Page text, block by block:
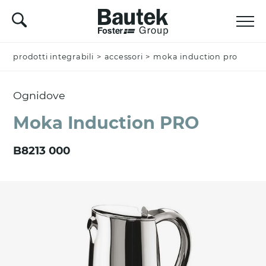
prodotti integrabili > accessori > moka induction pro
Ognidove
Moka Induction PRO
B8213 000
Nominativo *
Azienda